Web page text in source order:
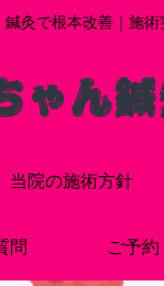
鍼灸で根本改善｜施
当院の施術方針
問 ご予約